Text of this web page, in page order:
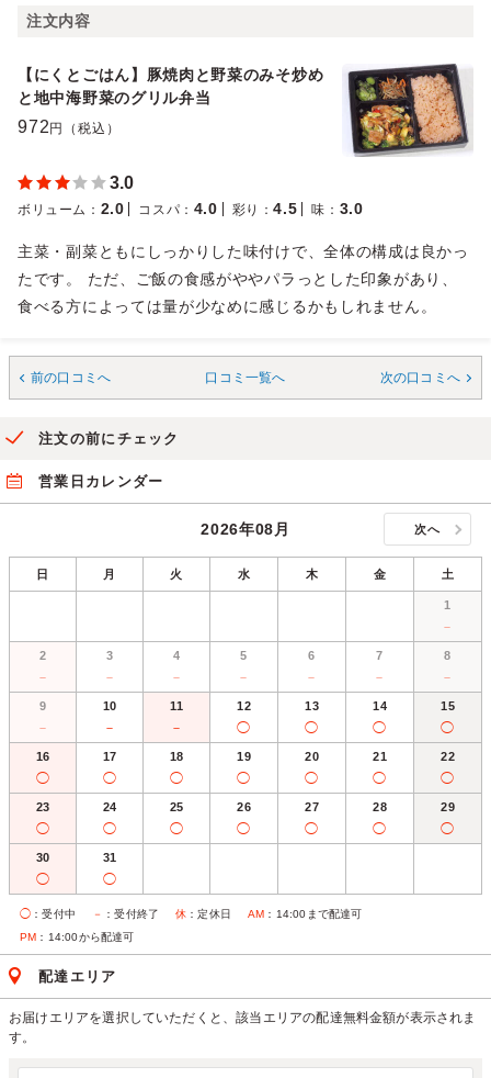
注文内容
【にくとごはん】豚焼肉と野菜のみそ炒め
と地中海野菜のグリル弁当
972 円（税込）
3.0
ボリューム ： 2.0 コスパ ： 4.0 彩り ：4.5 味 ： 3.0
主菜・副菜ともにしっかりした味付けで、全体の構成は良かっ
たです。 ただ、ご飯の食感がややパラっとした印象があり、
食べる方によっては量が少なめに感じるかもしれません。
前の口コミへ 口コミ一覧へ 次の口コミへ
注文の前にチェック
営業日カレンダー
2026年08月 次へ
日 月 火 水 木 金 土
1
－
2
－
3
－
4
－
5
－
6
－
7
－
8
－
9
－
10
－
11
－
12
◯
13
◯
14
◯
15
◯
16
◯
17
◯
18
◯
19
◯
20
◯
21
◯
22
◯
23
◯
24
◯
25
◯
26
◯
27
◯
28
◯
29
◯
30
◯
31
◯
◯ ：受付中 － ：受付終了 休 ：定休日 AM ：14:00まで配達可
PM ：14:00から配達可
配達エリア
お届けエリアを選択していただくと、該当エリアの配達無料金額が表示されま
す。